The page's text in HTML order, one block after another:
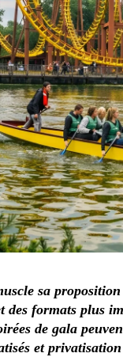
sa
des formats plus
de gala
et